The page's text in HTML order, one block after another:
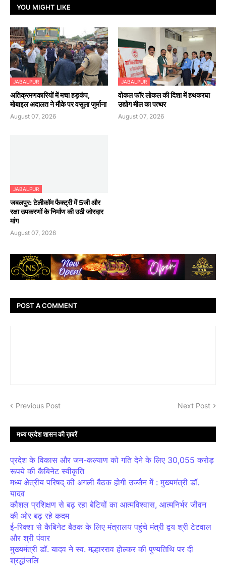
YOU MIGHT LIKE
JABALPUR
अतिक्रमणकारियों में मचा हड़कंप,
मोबाइल अदालत ने मौके पर वसूला जुर्माना
August 07, 2026
JABALPUR
वोकल फॉर लोकल की दिशा में हथकरघा
उद्योग मील का पत्थर
August 07, 2026
JABALPUR
जबलपुर: टेलीकॉम फैक्ट्री में 5जी और
रक्षा उपकरणों के निर्माण की उठी जोरदार
मांग
August 07, 2026
POST A COMMENT
Previous Post Next Post
मध्य प्रदेश शासन की ख़बरें
प्रदेश के विकास और जन-कल्याण को गति देने के लिए 30,055 करोड़
रूपये की कैबिनेट स्वीकृति
मध्य क्षेत्रीय परिषद् की अगली बैठक होगी उज्जैन में : मुख्यमंत्री डॉ.
यादव
कौशल प्रशिक्षण से बढ़ रहा बेटियों का आत्मविश्वास, आत्मनिर्भर जीवन
की ओर बढ़ रहे कदम
ई-रिक्शा से कैबिनेट बैठक के लिए मंत्रालय पहुंचे मंत्री द्वय श्री टेटवाल
और श्री पंवार
मुख्यमंत्री डॉ. यादव ने स्व. मल्हारराव होल्कर की पुण्यतिथि पर दी
श्रद्धांजलि